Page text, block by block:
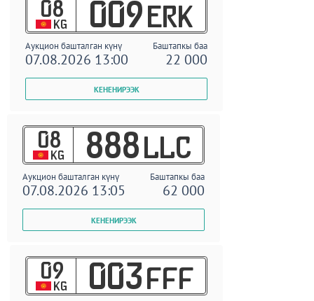
08
KG 009 ERK
Аукцион башталган күнү Баштапкы баа
07.08.2026 13:00 22 000
08
KG 888 LLC
Аукцион башталган күнү Баштапкы баа
07.08.2026 13:05 62 000
09
KG 003 FFF